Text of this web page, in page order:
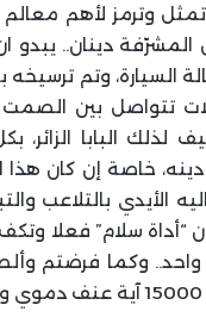
وترمز لأهم
دينان.. يبدو
السيارة، وتم ترسيخه
تتواصل بين
لذلك البابا
دينه، خاصة إن كان
الأيدي بالتلاعب
“أداة سلام” فعلا
وكما فرضتم